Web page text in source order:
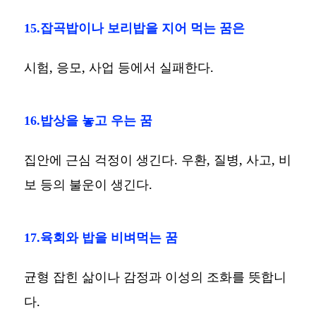
15.잡곡밥이나 보리밥을 지어 먹는 꿈은
시험, 응모, 사업 등에서 실패한다.
16.밥상을 놓고 우는 꿈
집안에 근심 걱정이 생긴다. 우환, 질병, 사고, 비
보 등의 불운이 생긴다.
17.육회와 밥을 비벼먹는 꿈
균형 잡힌 삶이나 감정과 이성의 조화를 뜻합니
다.